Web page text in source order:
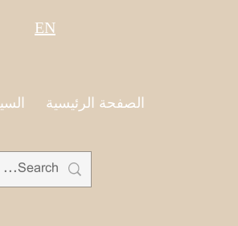
EN
الصفحة الرئيسية